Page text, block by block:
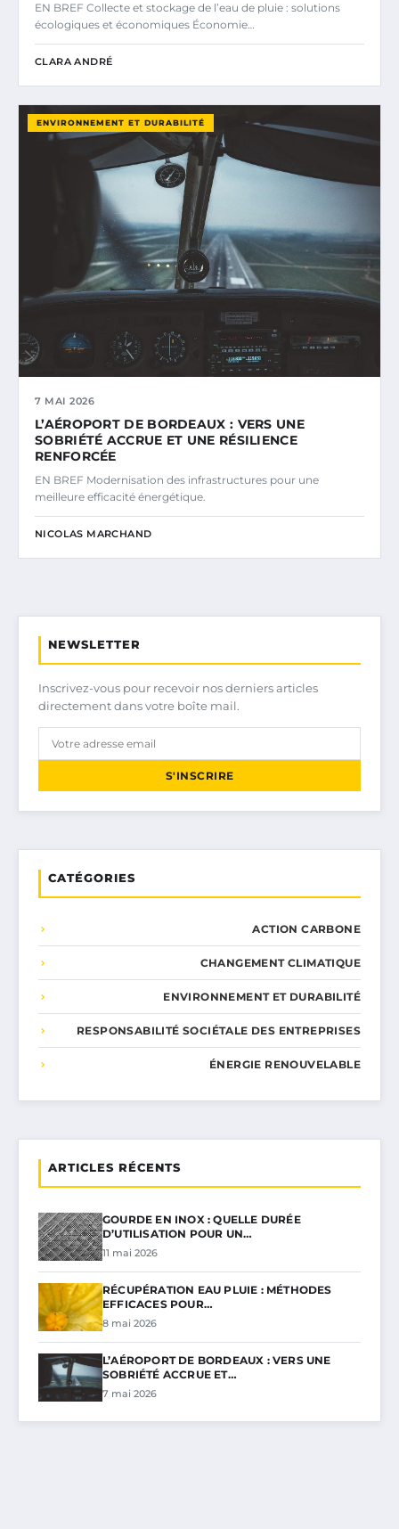
EN BREF Collecte et stockage de l’eau de pluie : solutions
écologiques et économiques Économie…
CLARA ANDRÉ
ENVIRONNEMENT ET DURABILITÉ
7 MAI 2026
L’AÉROPORT DE BORDEAUX : VERS UNE
SOBRIÉTÉ ACCRUE ET UNE RÉSILIENCE
RENFORCÉE
EN BREF Modernisation des infrastructures pour une
meilleure efficacité énergétique.
NICOLAS MARCHAND
NEWSLETTER
Inscrivez-vous pour recevoir nos derniers articles
directement dans votre boîte mail.
S'INSCRIRE
CATÉGORIES
ACTION CARBONE
CHANGEMENT CLIMATIQUE
ENVIRONNEMENT ET DURABILITÉ
RESPONSABILITÉ SOCIÉTALE DES ENTREPRISES
ÉNERGIE RENOUVELABLE
ARTICLES RÉCENTS
GOURDE EN INOX : QUELLE DURÉE
D’UTILISATION POUR UN…
11 mai 2026
RÉCUPÉRATION EAU PLUIE : MÉTHODES
EFFICACES POUR…
8 mai 2026
L’AÉROPORT DE BORDEAUX : VERS UNE
SOBRIÉTÉ ACCRUE ET…
7 mai 2026